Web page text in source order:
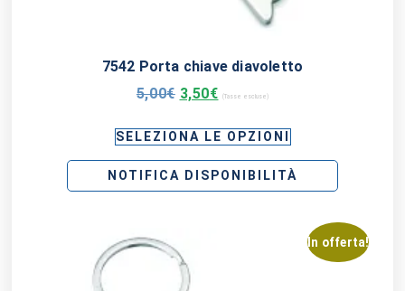
7542 Porta chiave diavoletto
5,00€ 3,50€ (Tasse escluse)
SELEZIONA LE OPZIONI
NOTIFICA DISPONIBILITÀ
In offerta!